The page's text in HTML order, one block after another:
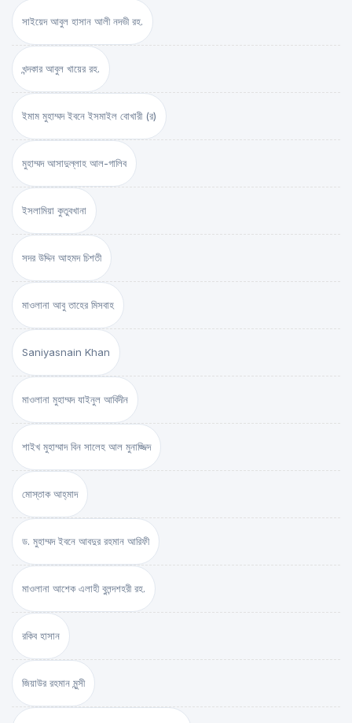
সাইয়েদ আবুল হাসান আলী নদভী রহ.
খন্দকার আবুল খায়ের রহ.
ইমাম মুহাম্মদ ইবনে ইসমাইল বোখারী (র)
মুহাম্মদ আসাদুল্লাহ আল-গালিব
ইসলামিয়া কুতুবখানা
সদর উদ্দিন আহমদ চিশতী
মাওলানা আবু তাহের মিসবাহ
Saniyasnain Khan
মাওলানা মুহাম্মদ যাইনুল আবিদীন
শাইখ মুহাম্মাদ বিন সালেহ আল মুনাজ্জিদ
মোস্তাক আহ্‌মাদ
ড. মুহাম্মদ ইবনে আবদুর রহমান আরিফী
মাওলানা আশেক এলাহী বুলন্দশহরী রহ.
রকিব হাসান
জিয়াউর রহমান মুন্সী